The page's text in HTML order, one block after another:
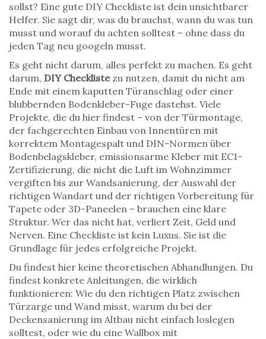
sollst? Eine gute DIY Checkliste ist dein unsichtbarer
Helfer. Sie sagt dir, was du brauchst, wann du was tun
musst und worauf du achten solltest – ohne dass du
jeden Tag neu googeln musst.
Es geht nicht darum, alles perfekt zu machen. Es geht
darum, DIY Checklistezu nutzen, damit du nicht am
Ende mit einem kaputten Türanschlag oder einer
blubbernden Bodenkleber-Fuge dastehst. Viele
Projekte, die du hier findest – von der Türmontage,
der fachgerechten Einbau von Innentüren mit
korrektem Montagespalt und DIN-Normen über
Bodenbelagskleber, emissionsarme Kleber mit EC1-
Zertifizierung, die nicht die Luft im Wohnzimmer
vergiften bis zur Wandsanierung, der Auswahl der
richtigen Wandart und der richtigen Vorbereitung für
Tapete oder 3D-Paneelen – brauchen eine klare
Struktur. Wer das nicht hat, verliert Zeit, Geld und
Nerven. Eine Checkliste ist kein Luxus. Sie ist die
Grundlage für jedes erfolgreiche Projekt.
Du findest hier keine theoretischen Abhandlungen. Du
findest konkrete Anleitungen, die wirklich
funktionieren: Wie du den richtigen Platz zwischen
Türzarge und Wand misst, warum du bei der
Deckensanierung im Altbau nicht einfach loslegen
solltest, oder wie du eine Wallbox mit